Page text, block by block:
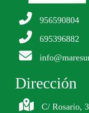
956590804
695396882
Dirección
C/ Rosario,